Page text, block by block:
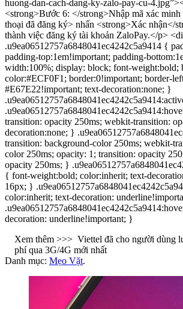
.u9ea06512757a6848041ec4242c5a9414 {
padding-top:1em!important; padding-
width:100%; display: block; font-weight:bold;
color:#ECF0F1; border:0!important; border-
#E67E22!important; text-decoration:none; }
transition: opacity 250ms; webkit-transition:
decoration:none; }
transition: background-color 250ms; webkit-
color 250ms; opacity: 1; transition: opacity
opacity 250ms; }
{ font-weight:bold; color:inherit; text-
16px; }
color:inherit; text-decoration:
decoration: underline!important; }
Xem thêm >>> Viettel đã cho người dùng
phí qua 3G/4G mới nhất
Danh mục: Mẹo Vặt.